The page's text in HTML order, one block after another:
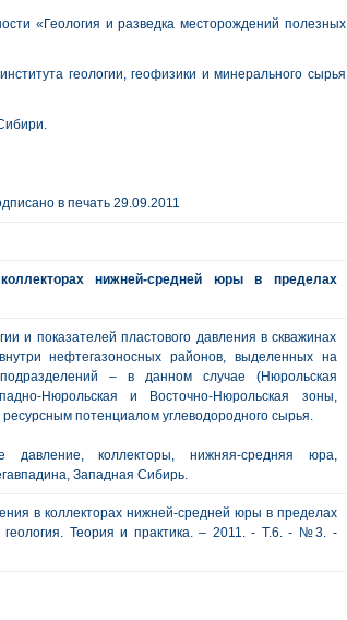
«Геология и разведка месторождений полезных
геологии, геофизики и минерального сырья
в печать 29.09.2011
нижней-средней юры в пределах
и показателей пластового давления в скважинах
нефтегазоносных районов, выделенных на
– в данном случае (Нюрольская
Нюрольская и Восточно-Нюрольская зоны,
потенциалом углеводородного сырья.
давление, коллекторы, нижняя-средняя юра,
Западная Сибирь.
в коллекторах нижней-средней юры в пределах
геология. Теория и практика. – 2011. - Т.6. - №3. -